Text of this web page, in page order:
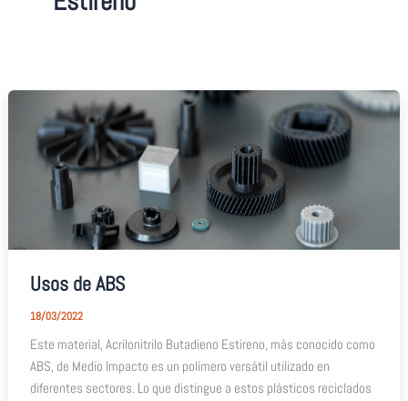
Usos de ABS
18/03/2022
Este material, Acrilonitrilo Butadieno Estireno, más conocido como
ABS, de Medio Impacto es un polímero versátil utilizado en
diferentes sectores. Lo que distingue a estos plásticos reciclados